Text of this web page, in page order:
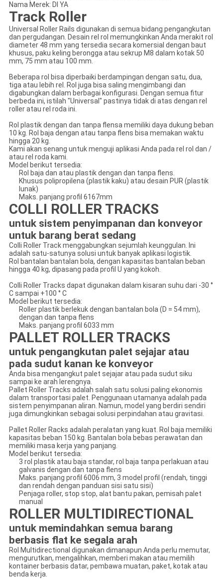
Nama Merek: DI YA
Track Roller
Universal Roller Rails digunakan di semua bidang pengangkutan
dan pergudangan. Desain rel rol memungkinkan Anda merakit rol
diameter 48 mm yang tersedia secara komersial dengan baut
khusus, paku keling berongga atau sekrup M8 dalam kotak 50
mm, 75 mm atau 100 mm.
Beberapa rol bisa diperbaiki berdampingan dengan satu, dua,
tiga atau lebih rel. Rol juga bisa saling mengimbangi dan
digabungkan dalam berbagai konfigurasi. Dengan semua fitur
berbeda ini, istilah "Universal" pastinya tidak di atas dengan rel
roller atau rel roda ini.
Rol plastik dengan dan tanpa flensa memiliki daya dukung beban
10 kg. Rol baja dengan atau tanpa flens bisa memakan waktu
hingga 20 kg.
Kami akan senang untuk menguji aplikasi Anda pada rel rol dan /
atau rel roda kami.
Model berikut tersedia:
Rol baja dan atau plastik dengan dan tanpa flens.
Khusus polipropilena (plastik kaku) atau desain PUR (plastik
lunak)
Maks. panjang profil 6167mm
COLLI ROLLER TRACKS
untuk sistem penyimpanan dan konveyor
untuk barang berat sedang
Colli Roller Track menggabungkan sejumlah keunggulan. Ini
adalah satu-satunya solusi untuk banyak aplikasi logistik.
Rol bantalan bantalan bola, dengan kapasitas bantalan beban
hingga 40 kg, dipasang pada profil U yang kokoh.
Colli Roller Tracks dapat digunakan dalam kisaran suhu dari -30 °
C sampai +100 ° C
Model berikut tersedia:
Roller plastik berlekuk dengan bantalan bola (D = 54 mm),
dengan dan tanpa flens
Maks. panjang profil 6033 mm
PALLET ROLLER TRACKS
untuk pengangkutan palet sejajar atau
pada sudut kanan ke konveyor
Anda bisa mengangkut palet sejajar atau pada sudut siku
sampai ke arah lerengnya.
Pallet Roller Tracks adalah salah satu solusi paling ekonomis
dalam transportasi palet. Penggunaan utamanya adalah pada
sistem penyimpanan aliran. Namun, model yang berdiri sendiri
juga dimungkinkan sebagai solusi perpindahan atau gravitasi.
Pallet Roller Racks adalah peralatan yang kuat. Rol baja memiliki
kapasitas beban 150 kg. Bantalan bola bebas perawatan dan
memiliki masa kerja yang panjang.
Model berikut tersedia:
3 rol plastik atau baja standar, rol baja tanpa perlakuan atau
galvanis dengan dan tanpa flens
Maks. panjang profil 6006 mm, 3 model profil (rendah, tinggi
dan rendah dengan panduan sisi satu sisi)
Penjaga roller, stop stop, alat bantu pakan, pemisah palet
manual
ROLLER MULTIDIRECTIONAL
untuk memindahkan semua barang
berbasis flat ke segala arah
Rol Multidirectional digunakan dimanapun Anda perlu memutar,
mengurutkan, mengalihkan, memberi makan atau memilih
kontainer berbasis datar, pembawa muatan, paket, kotak atau
benda kerja.